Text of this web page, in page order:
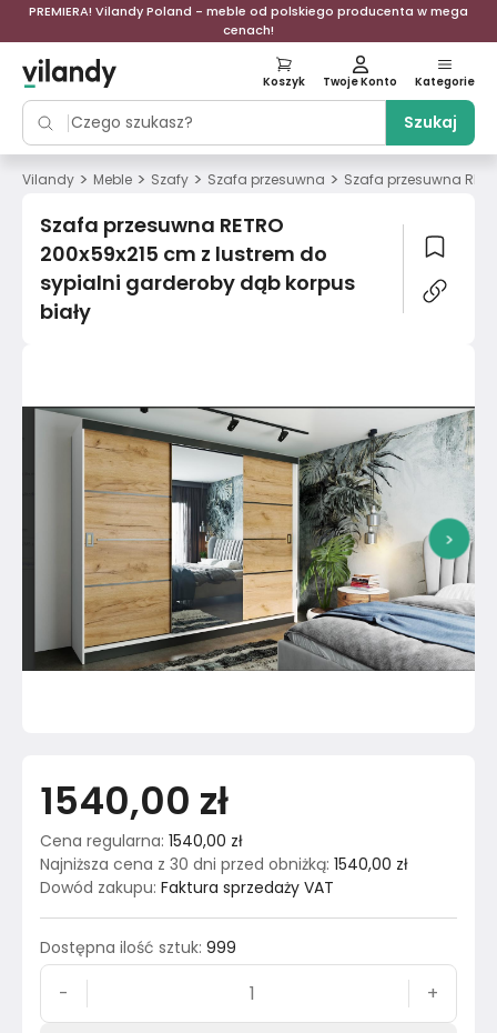
PREMIERA! Vilandy Poland - meble od polskiego producenta w mega
cenach!
Szukaj
Koszyk Twoje Konto Kategorie
Vilandy > Meble > Szafy > Szafa przesuwna > Szafa przesuwna
Szafa przesuwna RETRO
200x59x215 cm z lustrem do
sypialni garderoby dąb korpus
biały
>
1540,00 zł
Cena regularna: 1540,00 zł
Najniższa cena z 30 dni przed obniżką: 1540,00 zł
Dowód zakupu: Faktura sprzedaży VAT
Dostępna ilość sztuk: 999
- +